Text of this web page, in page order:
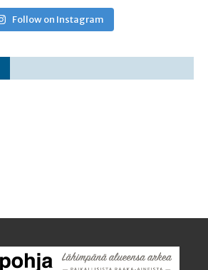
Follow on Instagram